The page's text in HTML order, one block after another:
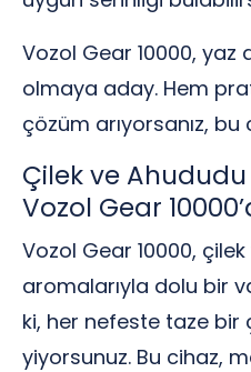
Vozol Gear 10000, yaz
olmaya aday. Hem
çözüm arıyorsanız,
Çilek ve
Vozol Gear
Vozol Gear 10000,
aromalarıyla dolu bir
ki, her nefeste taze bir
yiyorsunuz. Bu cihaz,